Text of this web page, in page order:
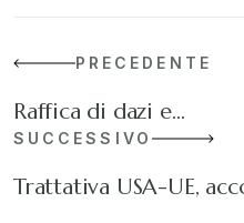
PRECEDENTE
Raffica di dazi e…
SUCCESSIVO
Trattativa USA-UE,